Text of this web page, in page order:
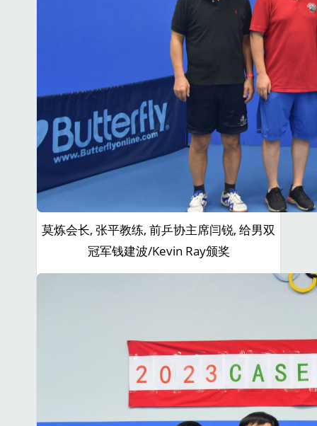
莫炼会长, 张平教练, 前乒协主席闫锐, 给男双
冠军钱建波/Kevin Ray颁奖